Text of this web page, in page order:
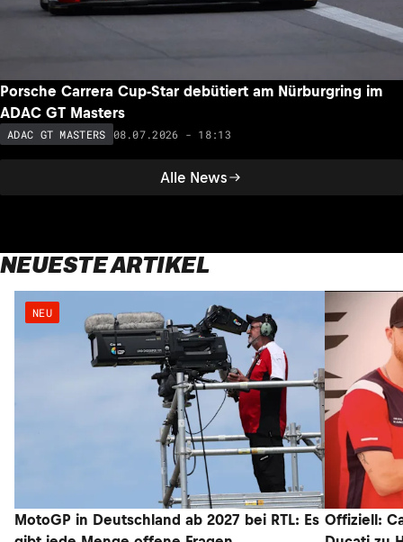
Alle News
Porsche Carrera Cup-Star debütiert am Nürburgring im
ADAC GT Masters
ADAC GT MASTERS 08.07.2026 - 18:13
NEUESTE ARTIKEL
NEU
MotoGP in Deutschland ab 2027 bei RTL: Es Offiziell: